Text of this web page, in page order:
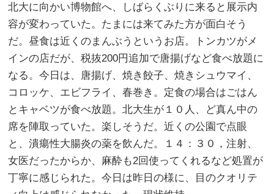
北大に向かい博物館へ、しばらくぶりに来ると展示内
容が変わっていた。たまには来てみた方が面白そう
だ。昼食は近くのまんぶうというお店。トンカツがメ
インの店だが、税抜200円追加で唐揚げなど食べ放題に
なる。今日は、唐揚げ、焼き餃子、焼きシュウマイ、
コロッケ、エビフライ、春巻き。定食の場合はごはん
とキャベツが食べ放題。北大生が１０人、ど真ん中の
席を陣取っていた。楽しそうだ。近くの公園で点眼
と、潰瘍性大腸炎の薬を飲んだ。１４：３０，注射、
女医だったからか、麻酔も2回使ってくれるなど処置が
丁寧に感じられた。今日は昨日の様に、目のクオリテ